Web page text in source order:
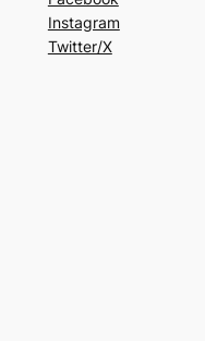
Instagram
Twitter/X